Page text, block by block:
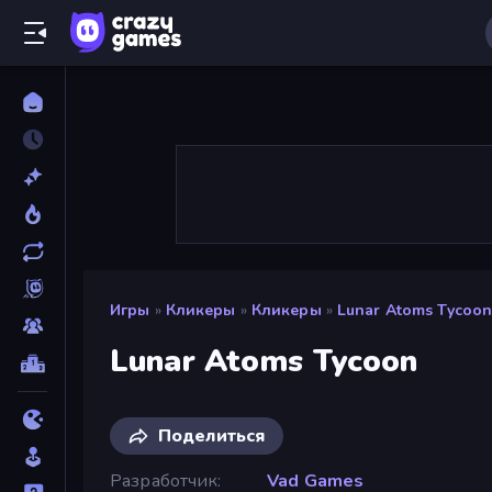
Игры » Кликеры » Кликеры » Lunar Atoms Tycoon
Lunar Atoms Tycoon
Поделиться
Разработчик
Vad Games